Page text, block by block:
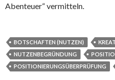
Abenteuer“ vermitteln.
BOTSCHAFTEN (NUTZEN)
NUTZENBEGRÜNDUNG
POSITIONIERUNGSÜBERPRÜFUNG